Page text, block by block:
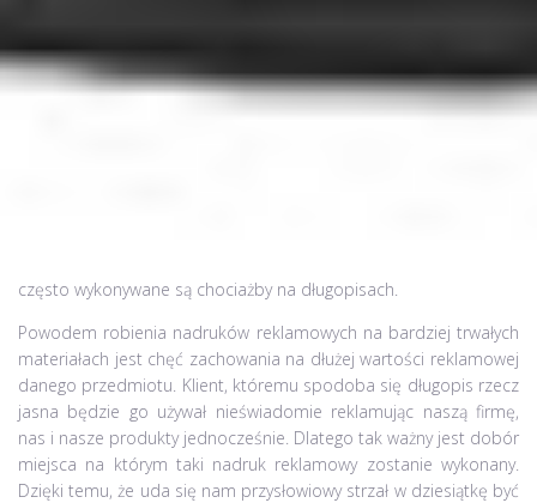
Firmy mierzące w strategie długofalowe powinny inwestować w
trwałe materiały reklamowe czyli takie, których klient nie
pozbędzie się już po 10 minutach. Przykładem tego jest
często wykonywane są chociażby na długopisach.
Powodem robienia nadruków reklamowych na bardziej trwałych
materiałach jest chęć zachowania na dłużej wartości reklamowej
danego przedmiotu. Klient, któremu spodoba się długopis rzecz
jasna będzie go używał nieświadomie reklamując naszą firmę,
nas i nasze produkty jednocześnie. Dlatego tak ważny jest dobór
miejsca na którym taki nadruk reklamowy zostanie wykonany.
Dzięki temu, że uda się nam przysłowiowy strzał w dziesiątkę być